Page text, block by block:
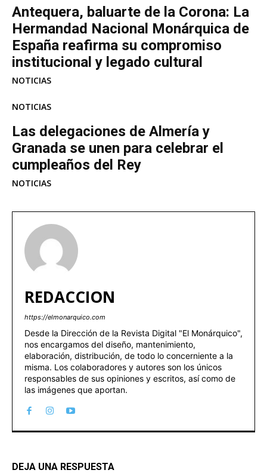
Antequera, baluarte de la Corona: La
Hermandad Nacional Monárquica de
España reafirma su compromiso
institucional y legado cultural
NOTICIAS
NOTICIAS
Las delegaciones de Almería y
Granada se unen para celebrar el
cumpleaños del Rey
NOTICIAS
REDACCION
https://elmonarquico.com
Desde la Dirección de la Revista Digital "El Monárquico",
nos encargamos del diseño, mantenimiento,
elaboración, distribución, de todo lo concerniente a la
misma. Los colaboradores y autores son los únicos
responsables de sus opiniones y escritos, así como de
las imágenes que aportan.
DEJA UNA RESPUESTA